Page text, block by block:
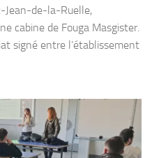
Jean-de-la-Ruelle,
cabine de Fouga Masgister.
signé entre l’établissement